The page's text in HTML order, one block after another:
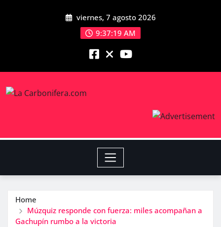
viernes, 7 agosto 2026
9:37:20 AM
Home
Múzquiz responde con fuerza: miles acompañan a
Gachupín rumbo a la victoria